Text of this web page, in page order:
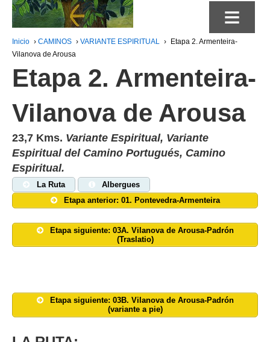
≡
Inicio › CAMINOS › VARIANTE ESPIRITUAL ›
Etapa 2. Armenteira-
Vilanova de Arousa
Etapa 2. Armenteira-
Vilanova de Arousa
23,7 Kms. Variante Espiritual, Variante
Espiritual del Camino Portugués, Camino
Espiritual.
La Ruta
Albergues
Etapa anterior: 01. Pontevedra-Armenteira
Etapa siguiente: 03A. Vilanova de Arousa-Padrón
(Traslatio)
Etapa siguiente: 03B. Vilanova de Arousa-Padrón
(variante a pie)